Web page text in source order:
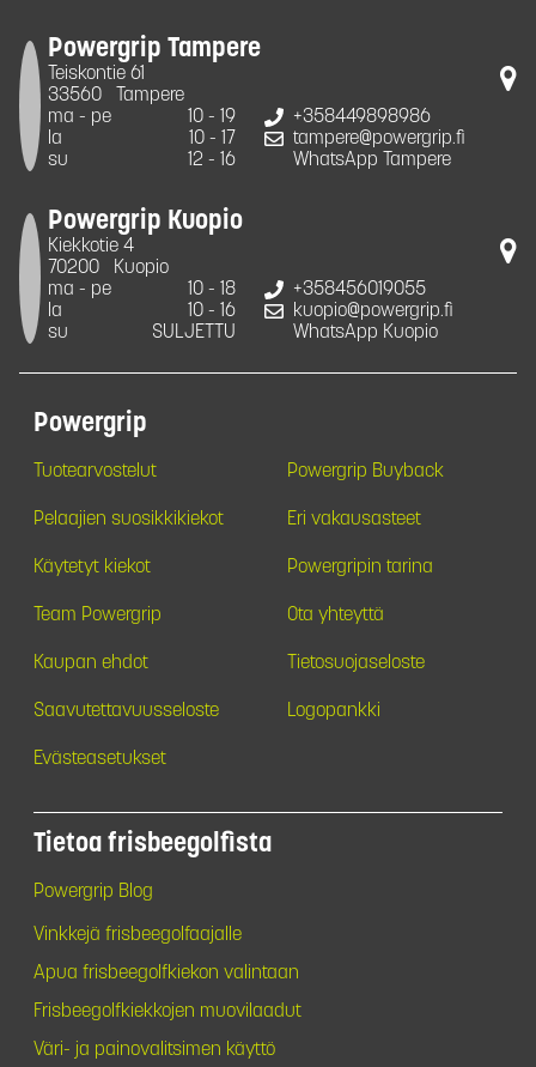
Powergrip Tampere
Teiskontie 61
33560
Tampere
ma - pe
10 - 19
la
10 - 17
su
12 - 16
+358449898986
tampere@powergrip.fi
WhatsApp Tampere
Powergrip Kuopio
Kiekkotie 4
70200
Kuopio
ma - pe
10 - 18
la
10 - 16
su
SULJETTU
+358456019055
kuopio@powergrip.fi
WhatsApp Kuopio
Powergrip
Tuotearvostelut Powergrip Buyback
Pelaajien suosikkikiekot Eri vakausasteet
Käytetyt kiekot Powergripin tarina
Team Powergrip Ota yhteyttä
Kaupan ehdot Tietosuojaseloste
Saavutettavuusseloste Logopankki
Evästeasetukset
Tietoa frisbeegolfista
Powergrip Blog
Vinkkejä frisbeegolfaajalle
Apua frisbeegolfkiekon valintaan
Frisbeegolfkiekkojen muovilaadut
Väri- ja painovalitsimen käyttö